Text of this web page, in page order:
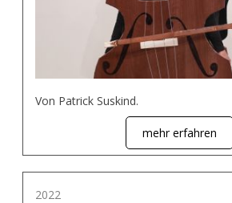
Von Patrick Suskind.
mehr erfahren
2022